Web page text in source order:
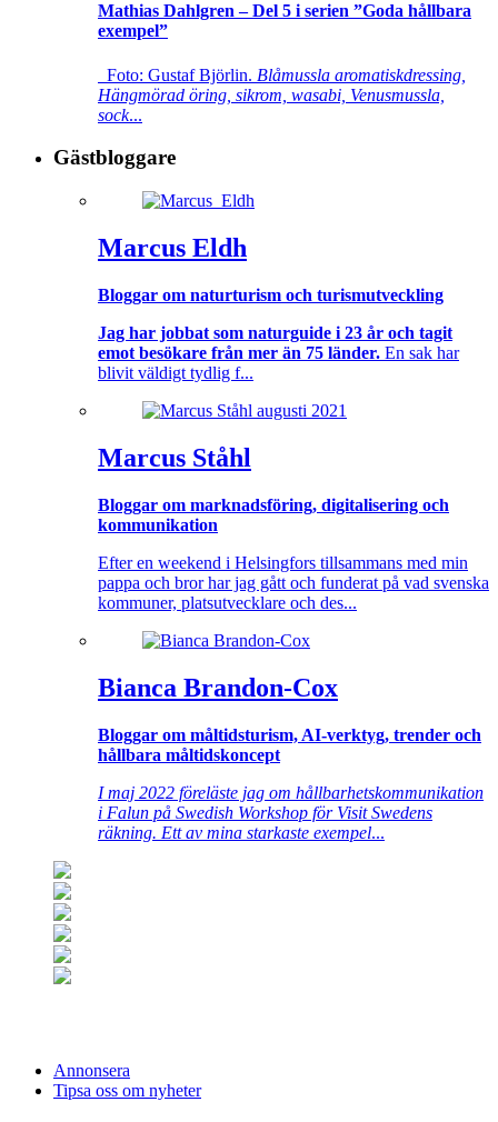
Mathias Dahlgren – Del 5 i serien ”Goda hållbara
exempel”
Foto: Gustaf Björlin. Blåmussla aromatiskdressing,
Hängmörad öring, sikrom, wasabi, Venusmussla,
sock...
Gästbloggare
Marcus Eldh
Bloggar om naturturism och turismutveckling
Jag har jobbat som naturguide i 23 år och tagit
emot besökare från mer än 75 länder. En sak har
blivit väldigt tydlig f...
Marcus Ståhl
Bloggar om marknadsföring, digitalisering och
kommunikation
Efter en weekend i Helsingfors tillsammans med min
pappa och bror har jag gått och funderat på vad svenska
kommuner, platsutvecklare och des...
Bianca Brandon-Cox
Bloggar om måltidsturism, AI-verktyg, trender och
hållbara måltidskoncept
I maj 2022 föreläste jag om hållbarhetskommunikation
i Falun på Swedish Workshop för Visit Swedens
räkning. Ett av mina starkaste exempel...
Annonsera
Tipsa oss om nyheter